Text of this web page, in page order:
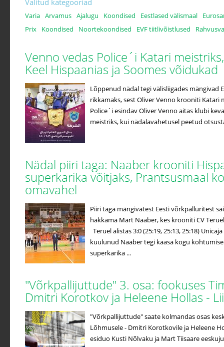
Valitud kategooriad
Varia Arvamus Ajalugu Koondised Eestlased välismaal
Prix
Koondised Noortekoondised EVF tiitlivõistlused
Venno vedas Police´i Katari
Keel Hispaanias ja Soomes võidukad
Lõppenud nädal tegi välisliigades
rikkamaks, sest Oliver Venno krooniti Katari
Police´i esindav Oliver Venno aitas klubi
meistriks, kui nädalavahetusel peetud
Nädal piiri taga: Naaber krooniti
superkarika võitjaks, Prantsusmaal
omavahel
Piiri taga mängivatest Eesti võrkpalluritest
hakkama Mart Naaber, kes krooniti CV
Teruel alistas 3:0 (25:19, 25:13, 25:18)
kuulunud Naaber tegi kaasa kogu
superkarika ...
"Võrkpallijuttude" 3. osa: fookuses
Dmitri Korotkov ja Heleene Hollas -
"Võrkpallijuttude" saate kolmandas osas
Lõhmusele - Dmitri Korotkovile ja Heleene
esiduo Kusti Nõlvaku ja Mart Tiisaare